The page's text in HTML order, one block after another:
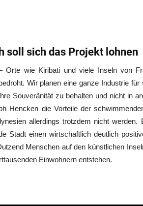
soll sich das Projekt lohnen
Orte wie Kiribati und viele Inseln von
Wir planen eine ganze Industrie
Souveränität zu behalten und nicht in
Hencken die Vorteile der
allerdings trotzdem nicht
Stadt einen wirtschaftlich deutlich
Menschen auf den künstlichen
Einwohnern entstehen.